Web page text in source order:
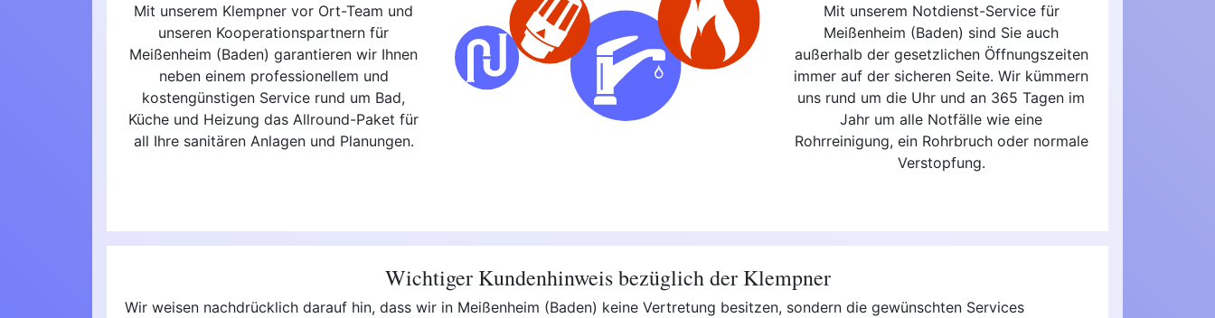
Mit unserem Klempner vor Ort-Team und
unseren Kooperationspartnern für
Meißenheim (Baden) garantieren wir Ihnen
neben einem professionellem und
kostengünstigen Service rund um Bad,
Küche und Heizung das Allround-Paket für
all Ihre sanitären Anlagen und Planungen.
Mit unserem Notdienst-Service für
Meißenheim (Baden) sind Sie auch
außerhalb der gesetzlichen Öffnungszeiten
immer auf der sicheren Seite. Wir kümmern
uns rund um die Uhr und an 365 Tagen im
Jahr um alle Notfälle wie eine
Rohrreinigung, ein Rohrbruch oder normale
Verstopfung.
Wichtiger Kundenhinweis bezüglich der Klempner
Wir weisen nachdrücklich darauf hin, dass wir in Meißenheim (Baden) keine Vertretung besitzen, sondern die gewünschten Services